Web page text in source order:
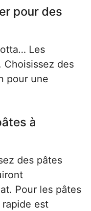
pour des
Les
Choisissez des
pour une
à
des pâtes
Pour les pâtes
est